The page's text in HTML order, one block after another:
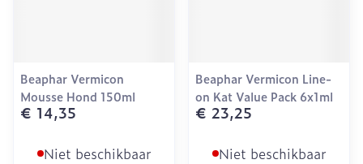
Beaphar Vermicon
Mousse Hond 150ml
€ 14,35
Niet beschikbaar
Beaphar Vermicon Line-
on Kat Value Pack 6x1ml
€ 23,25
Niet beschikbaar